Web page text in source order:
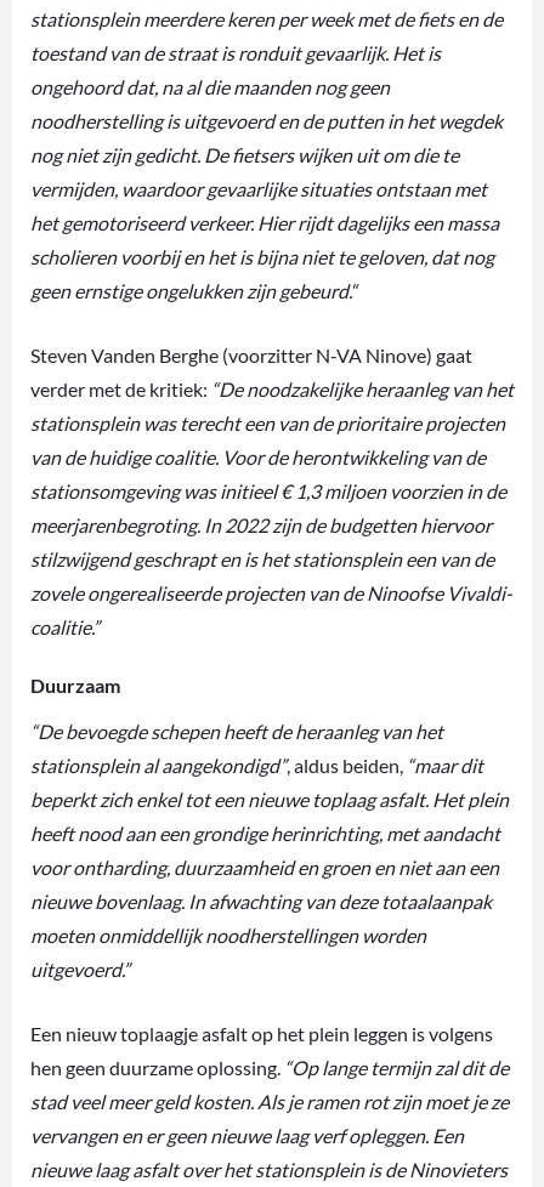
stationsplein meerdere keren per week met de fiets en de
toestand van de straat is ronduit gevaarlijk. Het is
ongehoord dat, na al die maanden nog geen
noodherstelling is uitgevoerd en de putten in het wegdek
nog niet zijn gedicht. De fietsers wijken uit om die te
vermijden, waardoor gevaarlijke situaties ontstaan met
het gemotoriseerd verkeer. Hier rijdt dagelijks een massa
scholieren voorbij en het is bijna niet te geloven, dat nog
geen ernstige ongelukken zijn gebeurd.“
Steven Vanden Berghe (voorzitter N-VA Ninove) gaat
verder met de kritiek: “De noodzakelijke heraanleg van het
stationsplein was terecht een van de prioritaire projecten
van de huidige coalitie. Voor de herontwikkeling van de
stationsomgeving was initieel € 1,3 miljoen voorzien in de
meerjarenbegroting. In 2022 zijn de budgettenhiervoor
stilzwijgend geschrapt en is het stationsplein een van de
zovele ongerealiseerde projecten van de Ninoofse Vivaldi-
coalitie.”
Duurzaam
“De bevoegde schepen heeft de heraanleg van het
stationsplein al aangekondigd”, aldus beiden, “maar dit
beperkt zich enkel tot een nieuwe toplaag asfalt. Het plein
heeft nood aan een grondige herinrichting, met aandacht
voor ontharding, duurzaamheid en groen en niet aan een
nieuwe bovenlaag. In afwachting van deze totaalaanpak
moeten onmiddellijk noodherstellingen worden
uitgevoerd.”
Een nieuw toplaagje asfalt op het plein leggen is volgens
hen geen duurzame oplossing. “Op lange termijn zal dit de
stad veel meer geld kosten. Als je ramen rot zijn moet je ze
vervangen en er geen nieuwe laag verf opleggen. Een
nieuwe laag asfalt over het stationsplein is de Ninovieters